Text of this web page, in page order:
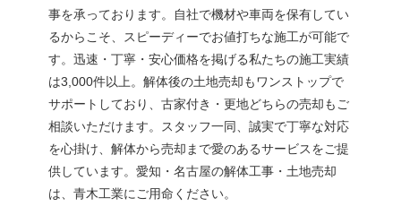
事を承っております。自社で機材や車両を保有してい
るからこそ、スピーディーでお値打ちな施工が可能で
す。迅速・丁寧・安心価格を掲げる私たちの施工実績
は3,000件以上。解体後の土地売却もワンストップで
サポートしており、古家付き・更地どちらの売却もご
相談いただけます。スタッフ一同、誠実で丁寧な対応
を心掛け、解体から売却まで愛のあるサービスをご提
供しています。愛知・名古屋の解体工事・土地売却
は、青木工業にご用命ください。